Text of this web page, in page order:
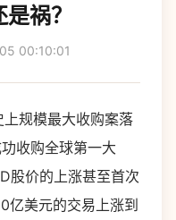
祸？
00:10:01
规模最大收购案落
收购全球第一大
股价的上涨甚至首次
亿美元的交易上涨到